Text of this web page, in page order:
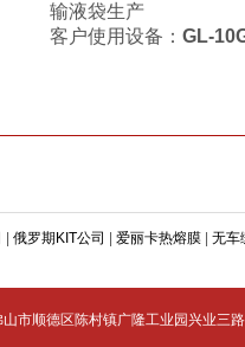
输液袋生产
客户使用设备：GL-
俄罗期KIT公司 爱丽卡热熔膜
无车
山市顺德区陈村镇广隆工业园兴业